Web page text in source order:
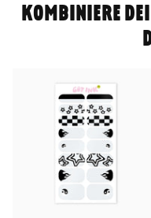
KOMBINIERE